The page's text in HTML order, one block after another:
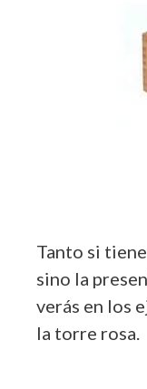
Tanto si
sino la
verás en los
la torre rosa.